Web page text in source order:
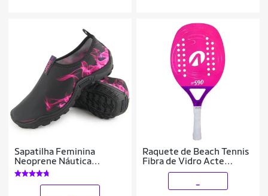
Sapatilha Feminina
Neoprene Náutica
Aquática Bono
Impermeável Trilha
Cachoeira Beach Tennis
Raquete de Beach Tennis
Fibra de Vidro Acte
BT590